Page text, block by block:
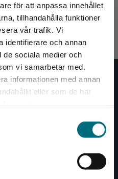
för att anpassa innehållet
tillhandahålla funktioner
vår trafik. Vi
identifierare och annan
de sociala medier och
vi samarbetar med.
informationen med annan
eller som de har
ett köp måste
böcker som väcker läslust
och möjligheter för